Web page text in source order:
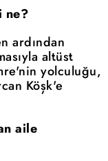
ne?
ardından
altüst
yolculuğu,
Köşk'e
aile